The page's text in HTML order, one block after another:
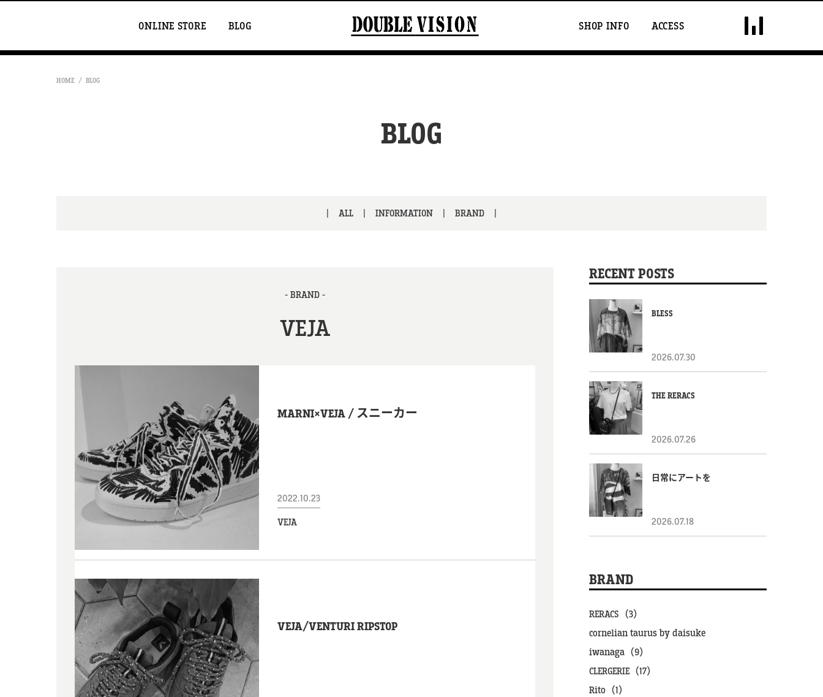
ONLINE STORE BLOG DOUBLE VISION
SHOP INFO ACCESS
HOME BLOG
BLOG
ALL INFORMATION BRAND
- BRAND -
VEJA
MARNI×VEJA / スニーカー
2022.10.23
VEJA
VEJA/VENTURI RIPSTOP
RECENT POSTS
BLESS
2026.07.30
THE RERACS
2026.07.26
日常にアートを
2026.07.18
BRAND
RERACS（3）
cornelian taurus by daisuke
iwanaga（9）
CLERGERIE（17）
Rito（1）